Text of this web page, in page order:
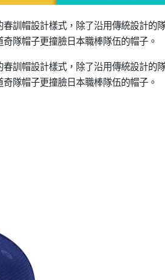
訓帽設計樣式，除了沿用傳統設計的
隊帽子更撞臉日本職棒隊伍的帽子。
訓帽設計樣式，除了沿用傳統設計的
隊帽子更撞臉日本職棒隊伍的帽子。